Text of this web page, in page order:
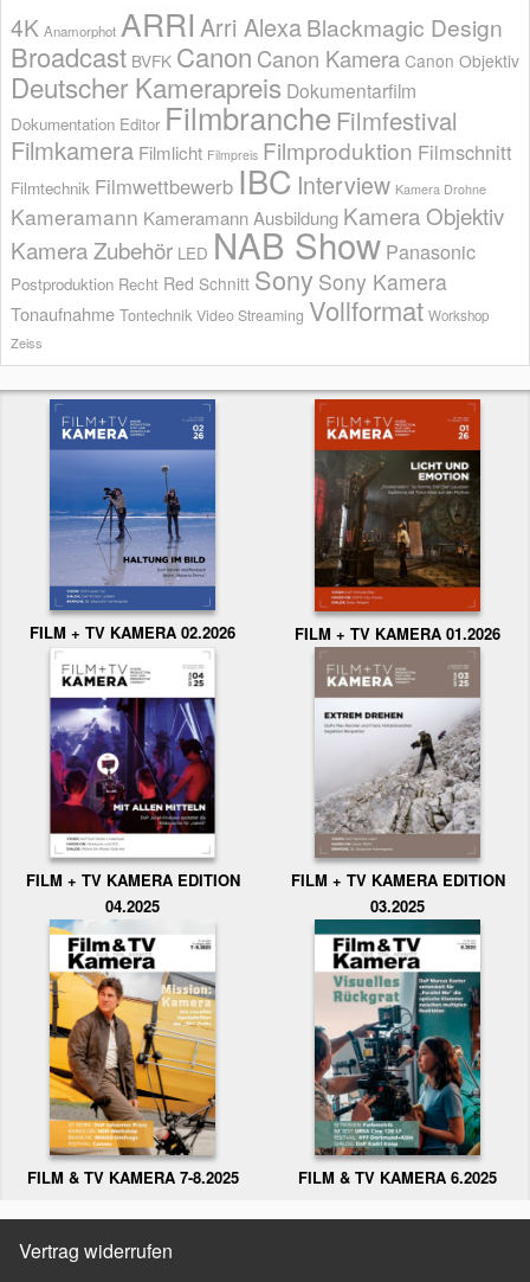
4K Anamorphot ARRI Arri AlexaBlackmagic Design
Broadcast BVFK Canon Canon Kamera Canon Objektiv
Deutscher Kamerapreis Dokumentarfilm
Dokumentation Editor Filmbranche Filmfestival
Filmkamera Filmlicht Filmpreis Filmproduktion Filmschnitt
Filmtechnik Filmwettbewerb IBC Interview Kamera Drohne
Kameramann Kameramann Ausbildung Kamera Objektiv
Kamera Zubehör LED NAB Show Panasonic
Postproduktion Recht Red Schnitt Sony Sony Kamera
Tonaufnahme Tontechnik Video Streaming Vollformat Workshop
Zeiss
FILM + TV KAMERA 02.2026 FILM + TV KAMERA 01.2026
FILM + TV KAMERA EDITION
04.2025
FILM + TV KAMERA EDITION
03.2025
FILM & TV KAMERA 7-8.2025 FILM & TV KAMERA 6.2025
Vertrag widerrufen